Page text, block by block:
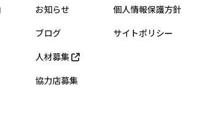
お知らせ
ブログ
人材募集
協力店募集
個人情報保護方針
サイトポリシー